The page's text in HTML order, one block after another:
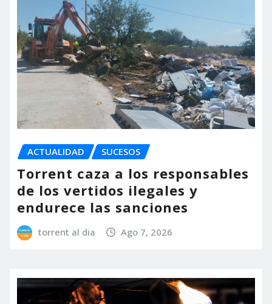
ACTUALIDAD SUCESOS
Torrent caza a los responsables
de los vertidos ilegales y
endurece las sanciones
torrent al dia Ago 7, 2026